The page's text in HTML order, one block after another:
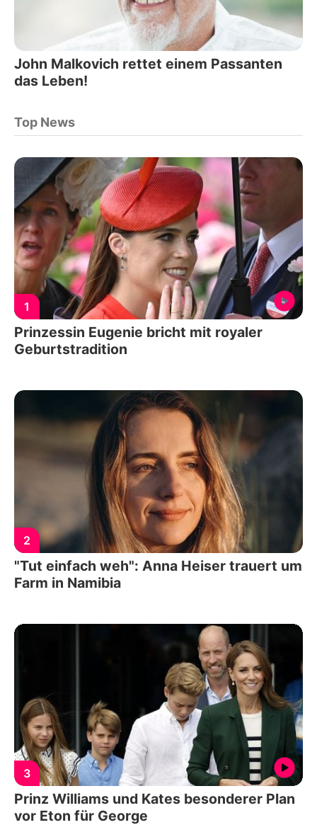
John Malkovich rettet einem Passanten
das Leben!
Top News
1
Prinzessin Eugenie bricht mit royaler
Geburtstradition
2
"Tut einfach weh": Anna Heiser trauert um
Farm in Namibia
3
Prinz Williams und Kates besonderer Plan
vor Eton für George